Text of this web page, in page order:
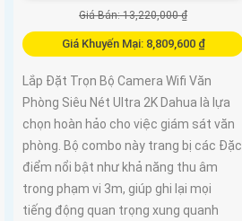
Giá Bán: 13,220,000 ₫
Giá Khuyến Mại: 8,809,600 ₫
Lắp Đặt Trọn Bộ Camera Wifi Văn
Phòng Siêu Nét Ultra 2K Dahua là lựa
chọn hoàn hảo cho việc giám sát văn
phòng. Bộ combo này trang bị các Đặc
điểm nổi bật như khả năng thu âm
trong phạm vi 3m, giúp ghi lại mọi
tiếng động quan trọng xung quanh